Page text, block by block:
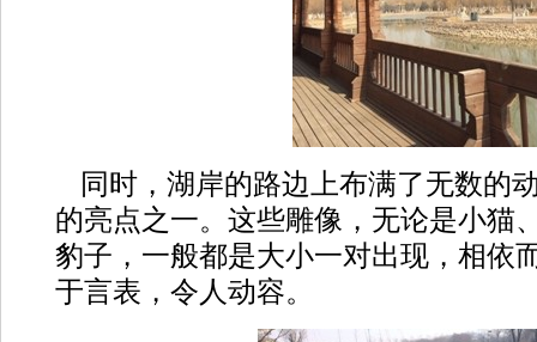
同时，湖岸的路边上布满了无数的
的亮点之一。这些雕像，无论是小猫
豹子，一般都是大小一对出现，相依
于言表，令人动容。